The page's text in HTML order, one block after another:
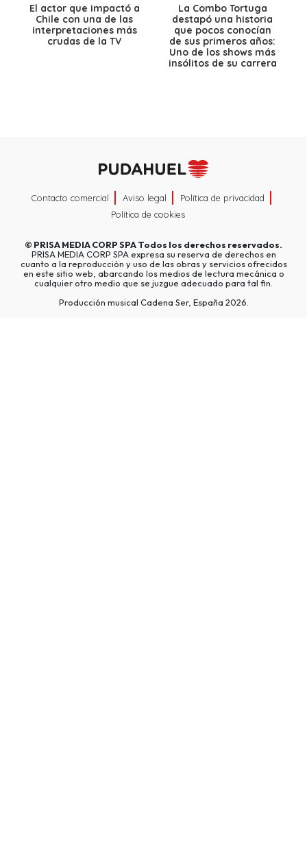
El actor que impactó a
Chile con una de las
interpretaciones más
crudas de la TV
La Combo Tortuga
destapó una historia
que pocos conocían
de sus primeros años:
Uno de los shows más
insólitos de su carrera
Contacto comercial Aviso legal
Política de privacidad
Política de cookies
© PRISA MEDIA CORP SPATodos los derechos reservados.
PRISA MEDIA CORP SPA expresa su reserva de derechos en
cuanto a la reproducción y uso de las obras y servicios ofrecidos
en este sitio web, abarcando los medios de lectura mecánica o
cualquier otro medio que se juzgue adecuado para tal fin.
Producción musical Cadena Ser, España 2026.